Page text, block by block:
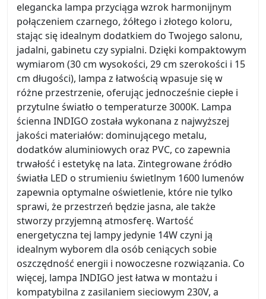
elegancka lampa przyciąga wzrok harmonijnym
połączeniem czarnego, żółtego i złotego koloru,
stając się idealnym dodatkiem do Twojego salonu,
jadalni, gabinetu czy sypialni. Dzięki kompaktowym
wymiarom (30 cm wysokości, 29 cm szerokości i 15
cm długości), lampa z łatwością wpasuje się w
różne przestrzenie, oferując jednocześnie ciepłe i
przytulne światło o temperaturze 3000K. Lampa
ścienna INDIGO została wykonana z najwyższej
jakości materiałów: dominującego metalu,
dodatków aluminiowych oraz PVC, co zapewnia
trwałość i estetykę na lata. Zintegrowane źródło
światła LED o strumieniu świetlnym 1600 lumenów
zapewnia optymalne oświetlenie, które nie tylko
sprawi, że przestrzeń będzie jasna, ale także
stworzy przyjemną atmosferę. Wartość
energetyczna tej lampy jedynie 14W czyni ją
idealnym wyborem dla osób ceniących sobie
oszczędność energii i nowoczesne rozwiązania. Co
więcej, lampa INDIGO jest łatwa w montażu i
kompatybilna z zasilaniem sieciowym 230V, a